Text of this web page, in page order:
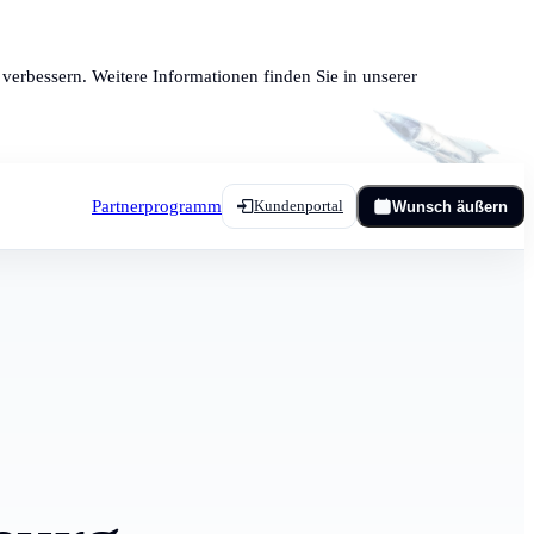
Weitere Informationen finden Sie in unserer
Partnerprogramm Kundenportal Wunsch äußern